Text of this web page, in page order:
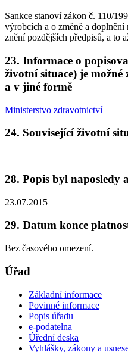
Sankce stanoví zákon č. 110/
výrobcích a o změně a
znění pozdějších předpisů, a to
23. Informace o
životní situace) je
a v jiné formě
Ministerstvo zdravotnictví
24. Související životní
28. Popis byl naposledy
23.07.2015
29. Datum konce
Bez časového omezení.
Úřad
Základní informace
Povinné informace
Popis úřadu
e-podatelna
Úřední deska
Vyhlášky, zákony a